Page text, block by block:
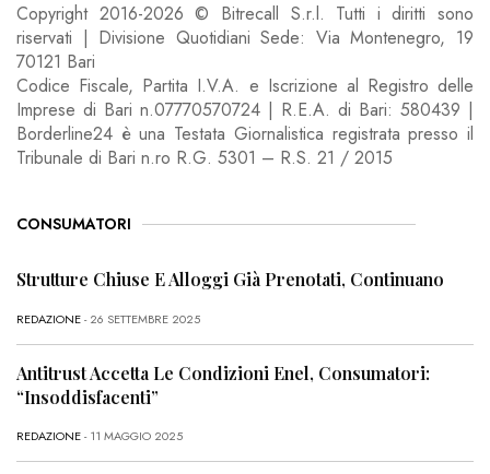
Copyright 2016-2026 © Bitrecall S.r.l. Tutti i diritti sono
riservati | Divisione Quotidiani Sede: Via Montenegro, 19
70121 Bari
Codice Fiscale, Partita I.V.A. e Iscrizione al Registro delle
Imprese di Bari n.07770570724 | R.E.A. di Bari: 580439 |
Borderline24 è una Testata Giornalistica registrata presso il
Tribunale di Bari n.ro R.G. 5301 – R.S. 21 / 2015
CONSUMATORI
Strutture Chiuse E Alloggi Già Prenotati, Continuano
REDAZIONE- 26 SETTEMBRE 2025
Antitrust Accetta Le Condizioni Enel, Consumatori:
“Insoddisfacenti”
REDAZIONE- 11 MAGGIO 2025